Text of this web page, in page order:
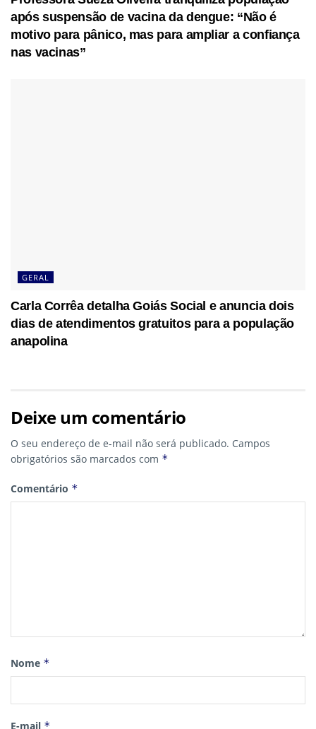
após suspensão de vacina da dengue: “Não é
motivo para pânico, mas para ampliar a confiança
nas vacinas”
GERAL
Carla Corrêa detalha Goiás Social e anuncia dois
dias de atendimentos gratuitos para a população
anapolina
Deixe um comentário
O seu endereço de e-mail não será publicado. Campos
obrigatórios são marcados com *
Comentário *
Nome *
E-mail *